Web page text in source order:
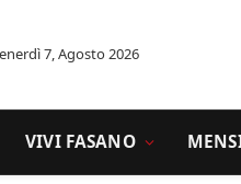
7, Agosto 2026
VIVI FASANO